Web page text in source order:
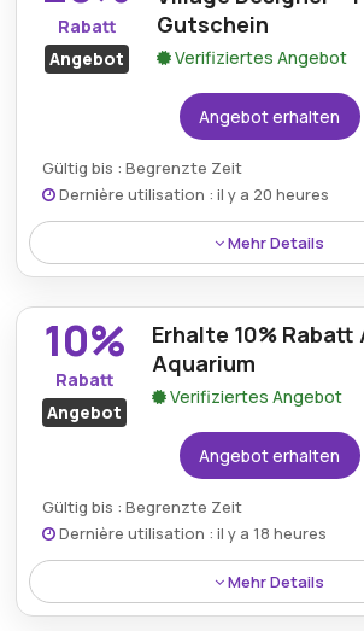
Rabatt
Angebot
Gutschein
Verifiziertes Angebot
Angebot erhalten
Gültig bis : Begrenzte Zeit
Dernière utilisation : il y a 20 heures
Mehr Details
Besucher können 20% Rabatt auf
La Roca Village Designer mit einem
Gutschein genießen.
10%
Rabatt
Angebot
Erhalte 10% Rabatt
Aquarium
Verifiziertes Angebot
Angebot erhalten
Gültig bis : Begrenzte Zeit
Dernière utilisation : il y a 18 heures
Mehr Details
Gäste können 10% Rabatt auf den